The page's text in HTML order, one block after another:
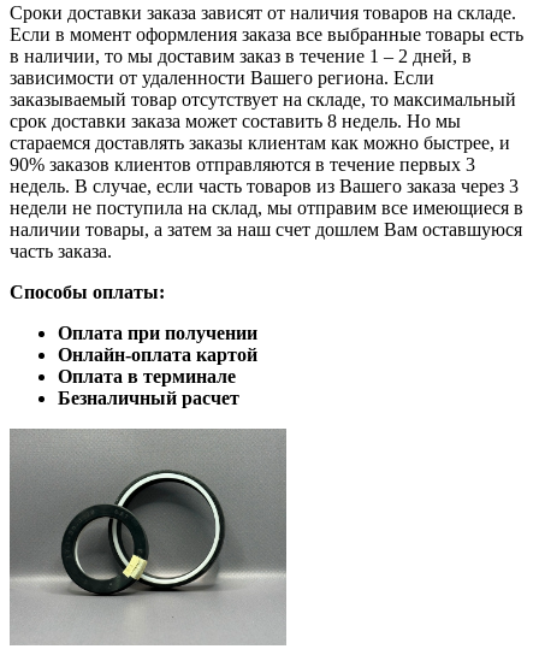
Сроки доставки заказа зависят от наличия товаров на складе.
Если в момент оформления заказа все выбранные товары есть
в наличии, то мы доставим заказ в течение 1 – 2 дней, в
зависимости от удаленности Вашего региона. Если
заказываемый товар отсутствует на складе, то максимальный
срок доставки заказа может составить 8 недель. Но мы
стараемся доставлять заказы клиентам как можно быстрее, и
90% заказов клиентов отправляются в течение первых 3
недель. В случае, если часть товаров из Вашего заказа через 3
недели не поступила на склад, мы отправим все имеющиеся в
наличии товары, а затем за наш счет дошлем Вам оставшуюся
часть заказа.
Способы оплаты:
Оплата при получении
Онлайн-оплата картой
Оплата в терминале
Безналичный расчет